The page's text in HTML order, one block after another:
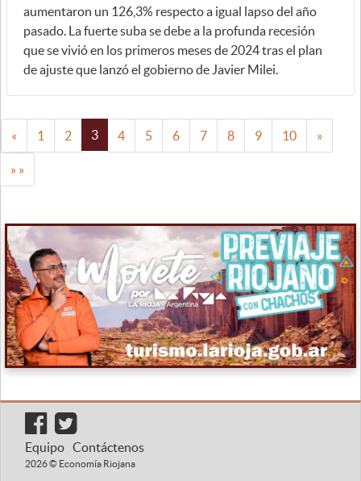
aumentaron un 126,3% respecto a igual lapso del año
pasado. La fuerte suba se debe a la profunda recesión
que se vivió en los primeros meses de 2024 tras el plan
de ajuste que lanzó el gobierno de Javier Milei.
« 1 2 3 4 5 6 7 8 9 10 »
» »
Equipo Contáctenos
2026 © Economía Riojana